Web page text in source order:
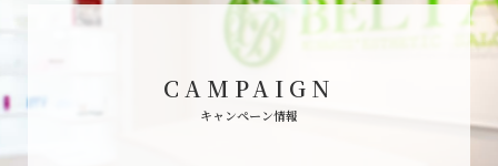
CAMPAIGN
キャンペーン情報